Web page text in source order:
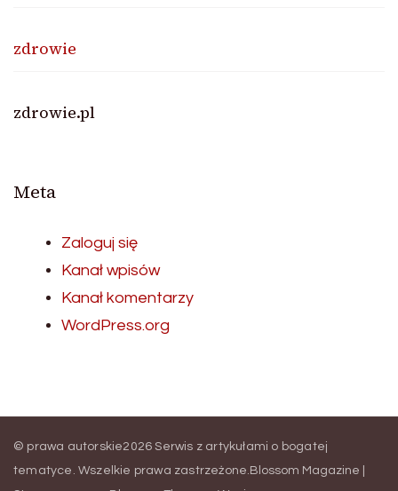
zdrowie
zdrowie.pl
Meta
Zaloguj się
Kanał wpisów
Kanał komentarzy
WordPress.org
© prawa autorskie2026Serwis z artykułami o bogatej
tematyce . Wszelkie prawa zastrzeżone.Blossom Magazine |